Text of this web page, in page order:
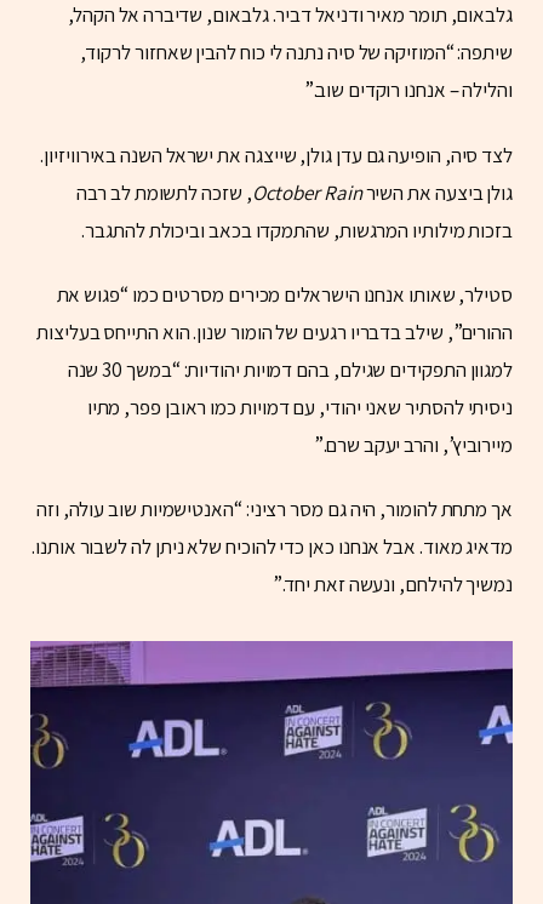
גלבאום, תומר מאיר ודניאל דביר. גלבאום, שדיברה אל הקהל,
שיתפה: “המוזיקה של סיה נתנה לי כוח להבין שאחזור לרקוד,
והלילה – אנחנו רוקדים שוב.”
לצד סיה, הופיעה גם עדן גולן, שייצגה את ישראל השנה באירוויזיון.
גולן ביצעה את השירOctober Rain, שזכה לתשומת לב רבה
בזכות מילותיו המרגשות, שהתמקדו בכאב וביכולת להתגבר.
סטילר, שאותו אנחנו הישראלים מכירים מסרטים כמו “פגוש את
ההורים”, שילב בדבריו רגעים של הומור שנון. הוא התייחס בעליצות
למגוון התפקידים שגילם, בהם דמויות יהודיות: “במשך 30 שנה
ניסיתי להסתיר שאני יהודי, עם דמויות כמו ראובן פפר, מתיו
מיירוביץ’, והרב יעקב שרם.”
אך מתחת להומור, היה גם מסר רציני: “האנטישמיות שוב עולה, וזה
מדאיג מאוד. אבל אנחנו כאן כדי להוכיח שלא ניתן לה לשבור אותנו.
נמשיך להילחם, ונעשה זאת יחד.”